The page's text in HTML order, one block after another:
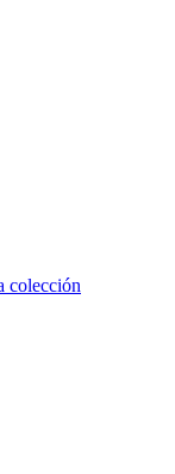
colección